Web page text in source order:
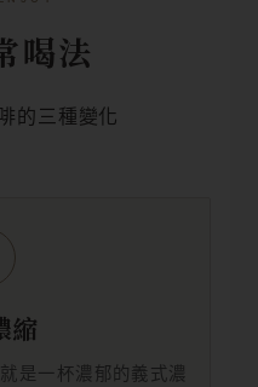
喝法
的三種變化
縮
是一杯濃郁的義式濃